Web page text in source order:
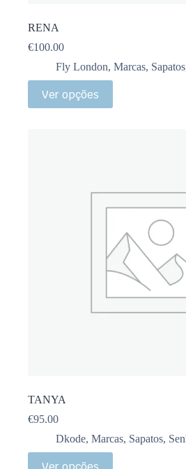
RENA
€100.00
Fly London, Marcas, Sapatos
Ver opções
TANYA
€95.00
Dkode, Marcas, Sapatos,